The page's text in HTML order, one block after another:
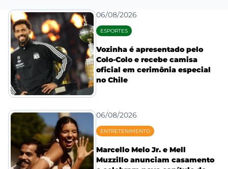
06/08/2026
ESPORTES
Vozinha é apresentado pelo
Colo-Colo e recebe camisa
oficial em cerimônia especial
no Chile
06/08/2026
ENTRETENIMENTO
Marcello Melo Jr. e Mell
Muzzillo anunciam casamento